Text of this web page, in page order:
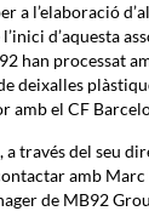
a l’elaboració
d’aquesta
han processat
deixalles
amb el CF
a través del seu
amb Marc
de MB92